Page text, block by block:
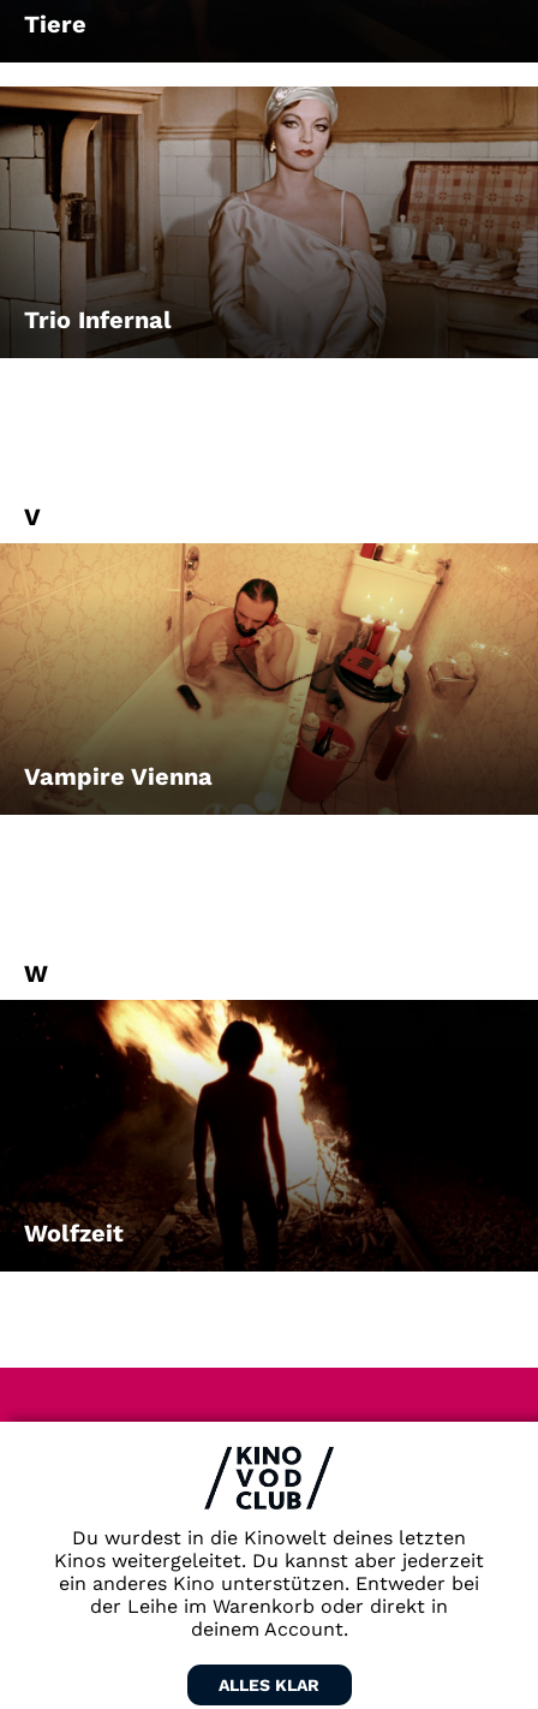
Du wurdest in die Kinowelt deines letzten
Kinos weitergeleitet. Du kannst aber jederzeit
ein anderes Kino unterstützen. Entweder bei
der Leihe im Warenkorb oder direkt in
deinem Account.
ALLES KLAR
Tiere
Trio Infernal
V
Vampire Vienna
W
Wolfzeit
AGB
Kontakt
Newsletter
Partner